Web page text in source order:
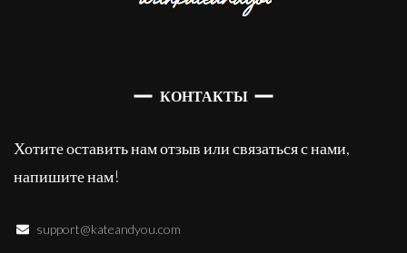
КОНТАКТЫ
Хотите оставить нам отзыв или связаться с нами,
напишите нам!
support@kateandyou.com